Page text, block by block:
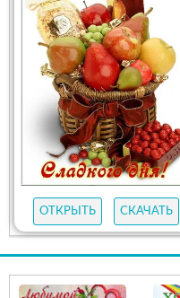
ОТКРЫТЬ СКАЧАТЬ